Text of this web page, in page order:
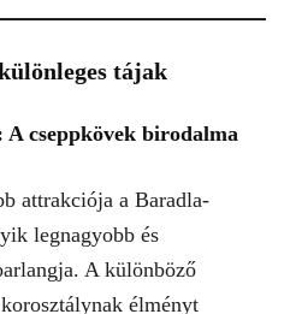
tájak
cseppkövek birodalma
attrakciója a Baradla-
legnagyobb és
A különböző
élményt